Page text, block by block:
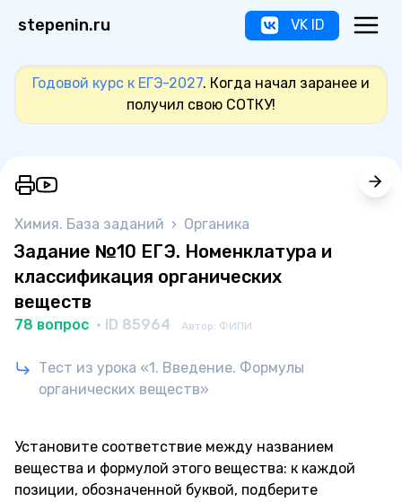
stepenin.ru VK ID
Годовой курс к ЕГЭ-2027. Когда начал заранее и
получил свою СОТКУ!
Химия. База заданий › Органика
Задание №10 ЕГЭ. Номенклатура и
классификация органических
веществ
78 вопрос · ID 85964 Автор: ФИПИ
Тест из урока «1. Введение. Формулы
органических веществ»
Установите соответствие между названием
вещества и формулой этого вещества: к каждой
позиции, обозначенной буквой, подберите